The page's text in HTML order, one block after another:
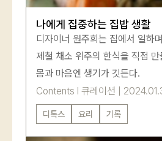
나에게 집중하는 집밥 생활
디자이너 원주희는 집에서 일하
제철 채소 위주의 한식을 직접 만
몸과 마음엔 생기가 깃든다.
Contents l 큐레이션
디톡스 요리 기록